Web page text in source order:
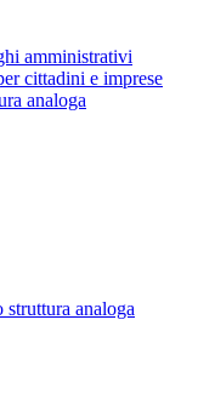
amministrativi
cittadini e imprese
analoga
analoga